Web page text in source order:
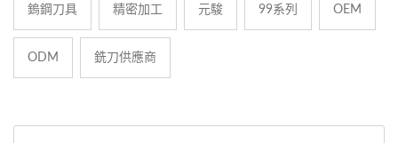
鎢鋼刀具 精密加工 元駿 99系列 OEM
ODM 銑刀供應商